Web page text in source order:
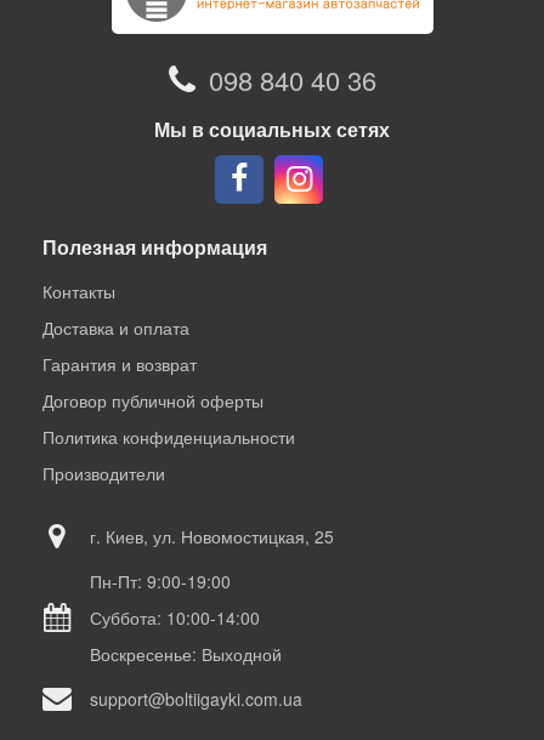
098 840 40 36
Мы в социальных сетях
Полезная информация
Контакты
Доставка и оплата
Гарантия и возврат
Договор публичной оферты
Политика конфиденциальности
Производители
г. Киев, ул. Новомостицкая, 25
Пн-Пт: 9:00-19:00
Суббота: 10:00-14:00
Воскресенье: Выходной
support@boltiigayki.com.ua